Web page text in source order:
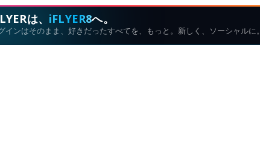
は、 iFLYER8へ。
インはそのまま、好きだったすべてを、もっと。新しく、ソーシャルに。